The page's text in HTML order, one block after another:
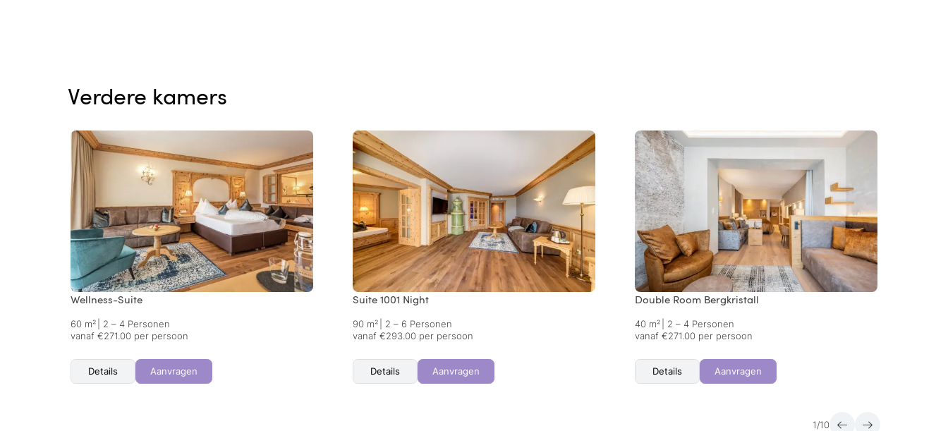
Verdere kamers
Wellness-Suite
60 m²
2 – 4 Personen
vanaf €271.00 per persoon
Details Aanvragen
Suite 1001 Night
90 m²
2 – 6 Personen
vanaf €293.00 per persoon
Details Aanvragen
Double Room Bergkristall
40 m²
2 – 4 Personen
vanaf €271.00 per persoon
Details Aanvragen
1 /10